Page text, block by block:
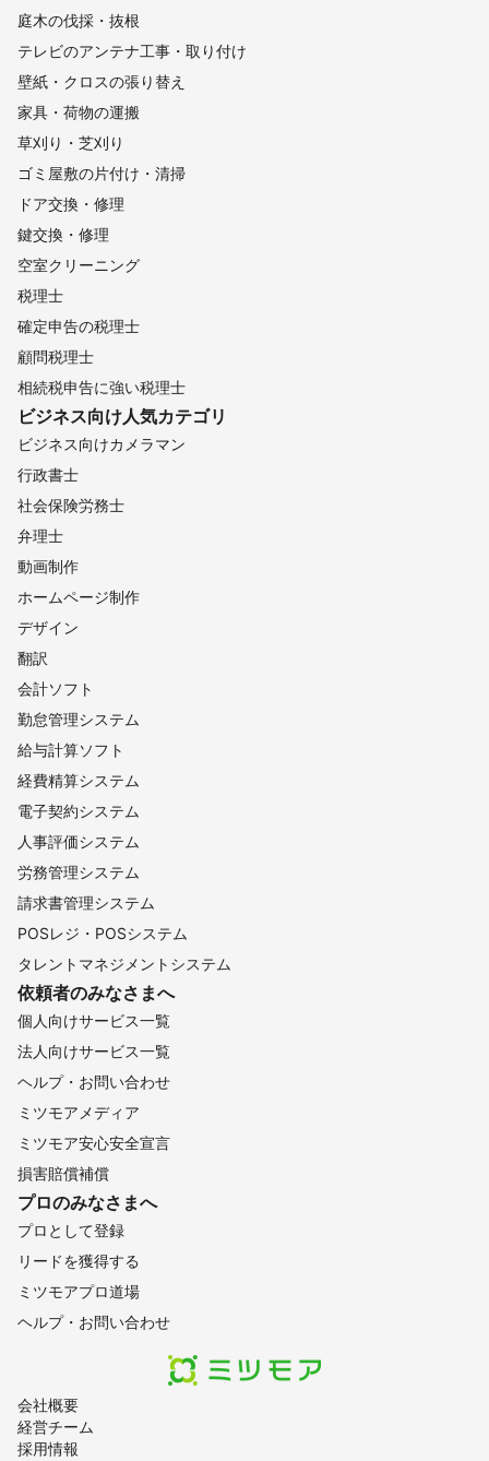
会社概要
経営チーム
採用情報
庭木の伐採・抜根
テレビのアンテナ工事・取り付け
壁紙・クロスの張り替え
家具・荷物の運搬
草刈り・芝刈り
ゴミ屋敷の片付け・清掃
ドア交換・修理
鍵交換・修理
空室クリーニング
税理士
確定申告の税理士
顧問税理士
相続税申告に強い税理士
ビジネス向け人気カテゴリ
ビジネス向けカメラマン
行政書士
社会保険労務士
弁理士
動画制作
ホームページ制作
デザイン
翻訳
会計ソフト
勤怠管理システム
給与計算ソフト
経費精算システム
電子契約システム
人事評価システム
労務管理システム
請求書管理システム
POSレジ・POSシステム
タレントマネジメントシステム
依頼者のみなさまへ
個人向けサービス一覧
法人向けサービス一覧
ヘルプ・お問い合わせ
ミツモアメディア
ミツモア安心安全宣言
損害賠償補償
プロのみなさまへ
プロとして登録
リードを獲得する
ミツモアプロ道場
ヘルプ・お問い合わせ